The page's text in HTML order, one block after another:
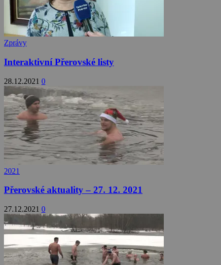
Zprávy
Interaktivní Přerovské listy
28.12.2021 0
2021
Přerovské aktuality – 27. 12. 2021
27.12.2021 0